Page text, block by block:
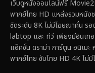
เว็บดูหนังออนไลน์ฟรี
พากย์ไทย HD แหล่งรวมหนัง
ชัดระดับ 8K ไม่มีโฆษณาคั่น
labtop และ ทีวี เพียงมีอินเท
แอ็คชั่น ดราม่า การ์ตูน อนิเม
พากย์ไทย ซับไทย HD 4K ไม่